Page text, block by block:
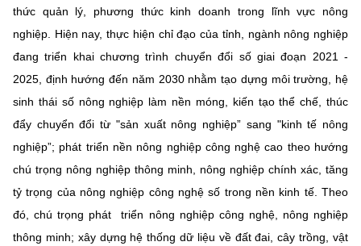
thức quản lý, phương thức kinh doanh trong lĩnh vực nông
nghiệp. Hiện nay, thực hiện chỉ đạo của tỉnh, ngành nông nghiệp
đang triển khai chương trình chuyển đổi số giai đoạn 2021 -
2025, định hướng đến năm 2030 nhằm tạo dựng môi trường, hệ
sinh thái số nông nghiệp làm nền móng, kiến tạo thể chế, thúc
đẩy chuyển đổi từ "sản xuất nông nghiệp” sang "kinh tế nông
nghiệp”; phát triển nền nông nghiệp công nghệ cao theo hướng
chú trọng nông nghiệp thông minh, nông nghiệp chính xác, tăng
tỷ trọng của nông nghiệp công nghệ số trong nền kinh tế. Theo
đó, chú trọng phát triển nông nghiệp công nghệ, nông nghiệp
thông minh; xây dựng hệ thống dữ liệu về đất đai, cây trồng, vật